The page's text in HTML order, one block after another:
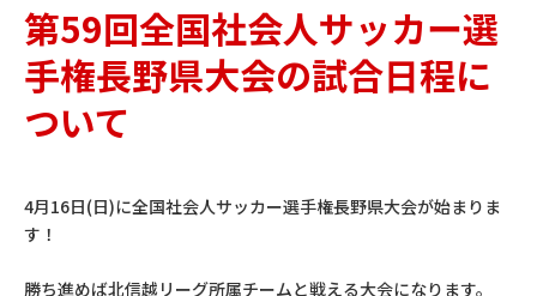
スケジュール
トップチーム
U-15
スポンサー
第59回全国社会人サッカー選
手権長野県大会の試合日程に
ついて
4月16日(日)に全国社会人サッカー選手権長野県大会が始まりま
す！
勝ち進めば北信越リーグ所属チームと戦える大会になります。